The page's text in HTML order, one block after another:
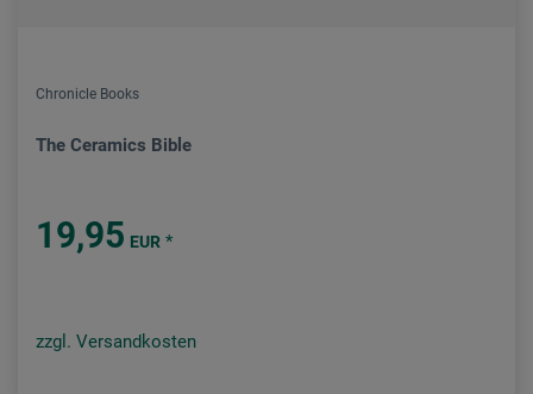
Chronicle Books
The Ceramics Bible
19,95 EUR *
zzgl. Versandkosten